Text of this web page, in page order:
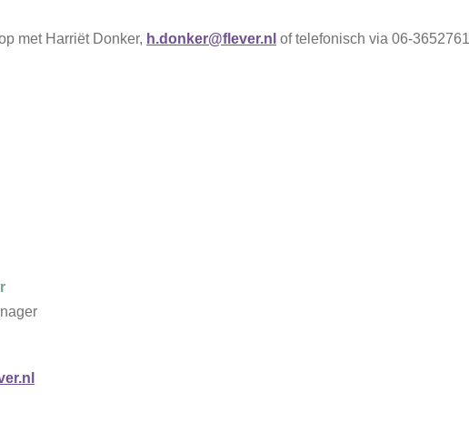
met Harriët Donker, h.donker@flever.nl of telefonisch via 06-